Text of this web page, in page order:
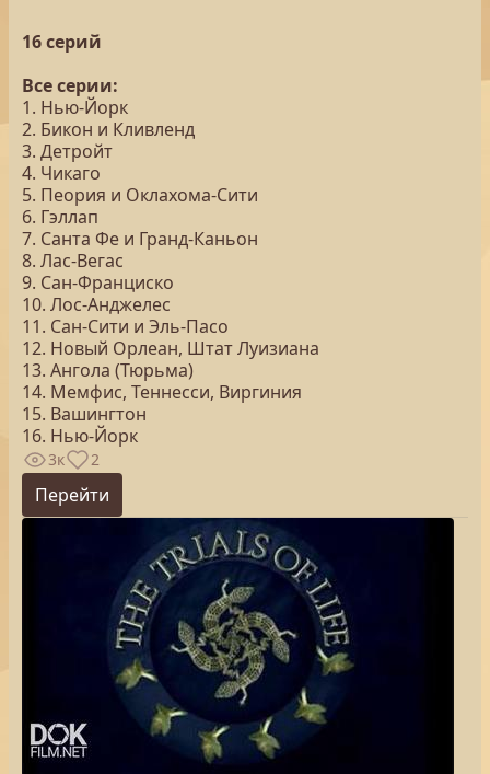
16 серий
Все серии:
1. Нью-Йорк
2. Бикон и Кливленд
3. Детройт
4. Чикаго
5. Пеория и Оклахома-Сити
6. Гэллап
7. Санта Фе и Гранд-Каньон
8. Лас-Вегас
9. Сан-Франциско
10. Лос-Анджелес
11. Сан-Сити и Эль-Пасо
12. Новый Орлеан, Штат Луизиана
13. Ангола (Тюрьма)
14. Мемфис, Теннесси, Виргиния
15. Вашингтон
16. Нью-Йорк
3к 2
Перейти